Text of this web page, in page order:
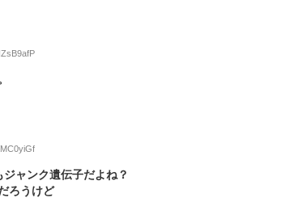
ャンク遺伝子だよね？
ろうけど